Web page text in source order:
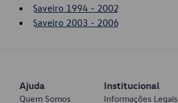
Saveiro 1994 - 2002
Saveiro 2003 - 2006
Ajuda
Quem Somos
Institucional
Informações Legais